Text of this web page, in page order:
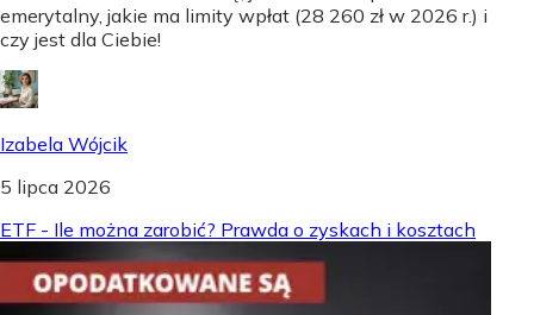
emerytalny, jakie ma limity wpłat (28 260 zł w 2026 r.) i
czy jest dla Ciebie!
Izabela Wójcik
5 lipca 2026
ETF - Ile można zarobić? Prawda o zyskach i kosztach